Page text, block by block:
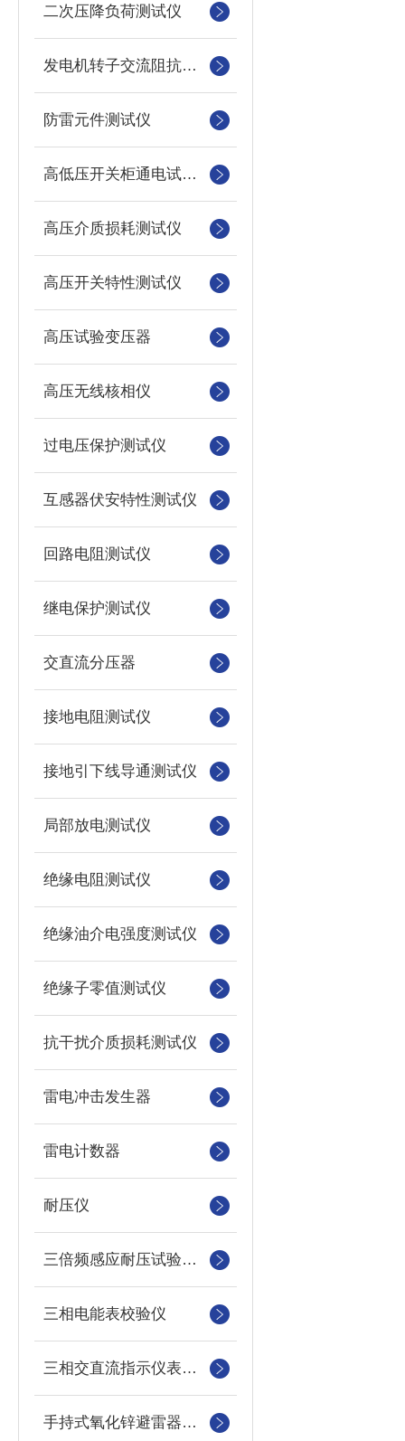
二次压降负荷测试仪
发电机转子交流阻抗测试仪
防雷元件测试仪
高低压开关柜通电试验台
高压介质损耗测试仪
高压开关特性测试仪
高压试验变压器
高压无线核相仪
过电压保护测试仪
互感器伏安特性测试仪
回路电阻测试仪
继电保护测试仪
交直流分压器
接地电阻测试仪
接地引下线导通测试仪
局部放电测试仪
绝缘电阻测试仪
绝缘油介电强度测试仪
绝缘子零值测试仪
抗干扰介质损耗测试仪
雷电冲击发生器
雷电计数器
耐压仪
三倍频感应耐压试验装置
三相电能表校验仪
三相交直流指示仪表装置
手持式氧化锌避雷器测试仪